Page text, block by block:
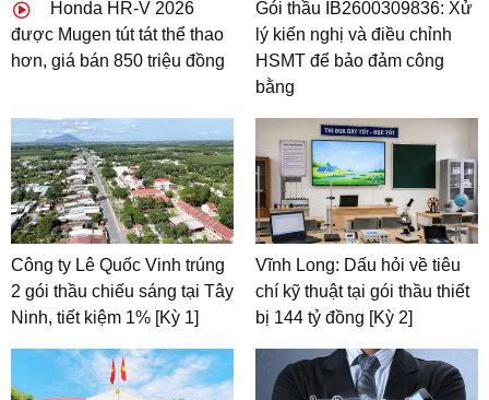
Honda HR-V 2026
được Mugen tút tát thể thao
hơn, giá bán 850 triệu đồng
Gói thầu IB2600309836: Xử
lý kiến nghị và điều chỉnh
HSMT để bảo đảm công
bằng
Công ty Lê Quốc Vinh trúng
2 gói thầu chiếu sáng tại Tây
Ninh, tiết kiệm 1% [Kỳ 1]
Vĩnh Long: Dấu hỏi về tiêu
chí kỹ thuật tại gói thầu thiết
bị 144 tỷ đồng [Kỳ 2]